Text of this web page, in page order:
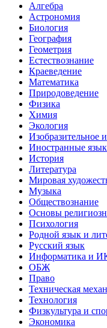
Алгебра
Астрономия
Биология
География
Геометрия
Естествознание
Краеведение
Математика
Природоведение
Физика
Химия
Экология
Изобразительное
Иностранные
История
Литература
Мировая
Музыка
Обществознание
Основы
Психология
Родной язык и
Русский язык
Информатика и
ОБЖ
Право
Техническая
Технология
Физкультура и
Экономика